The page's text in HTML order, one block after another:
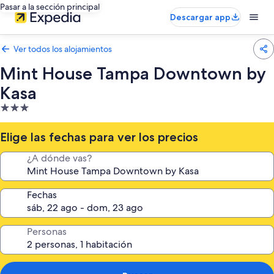
Pasar a la sección principal
Descargar app
Ver todos los alojamientos
Mint House Tampa Downtown by
Kasa
Alojamiento
de
3.0 estrellas
Elige las fechas para ver los precios
¿A dónde vas?
Fechas
Personas